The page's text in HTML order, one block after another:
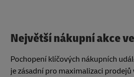
Největší nákupní akce
Pochopení klíčových nákupních
je zásadní pro maximalizaci prodejů